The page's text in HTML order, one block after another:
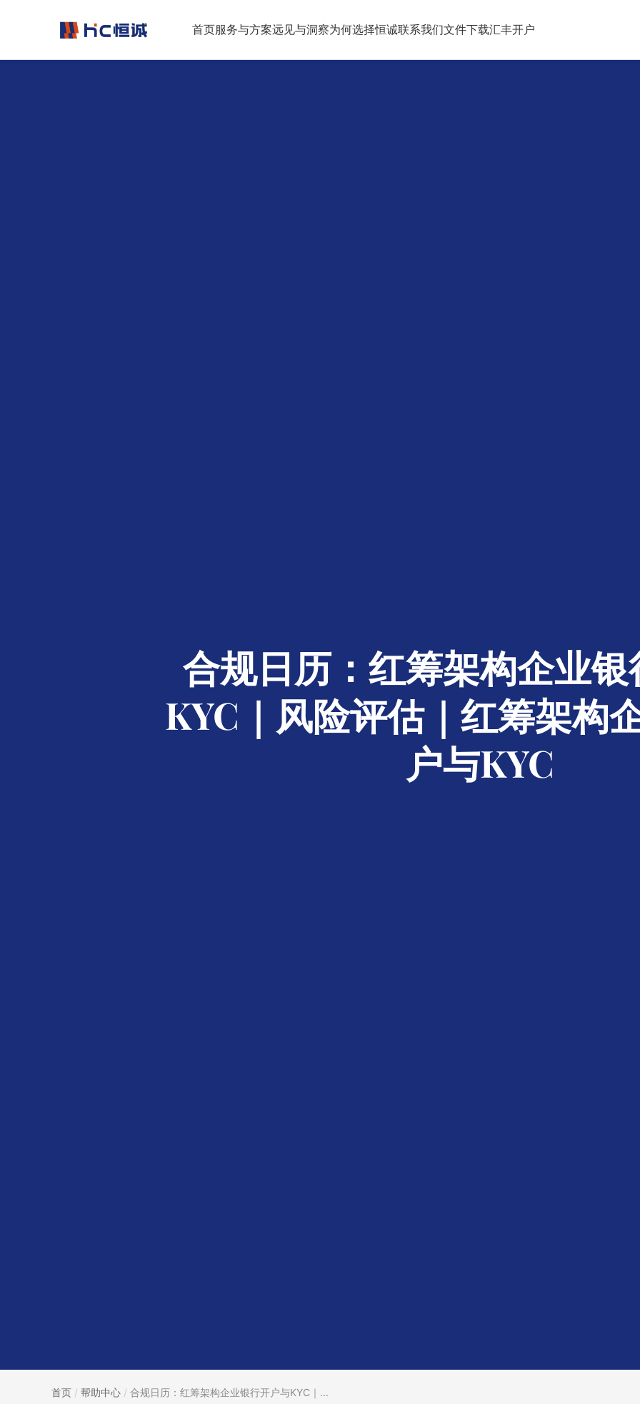
首页服务与方案远见与洞察为何选择恒诚联系我们文件下载汇丰开户
合规日历：红筹架构企业
KYC｜风险评估｜红筹架构
户与KYC
首页 / 帮助中心 / 合规日历：红筹架构企业银行开户与KYC｜...